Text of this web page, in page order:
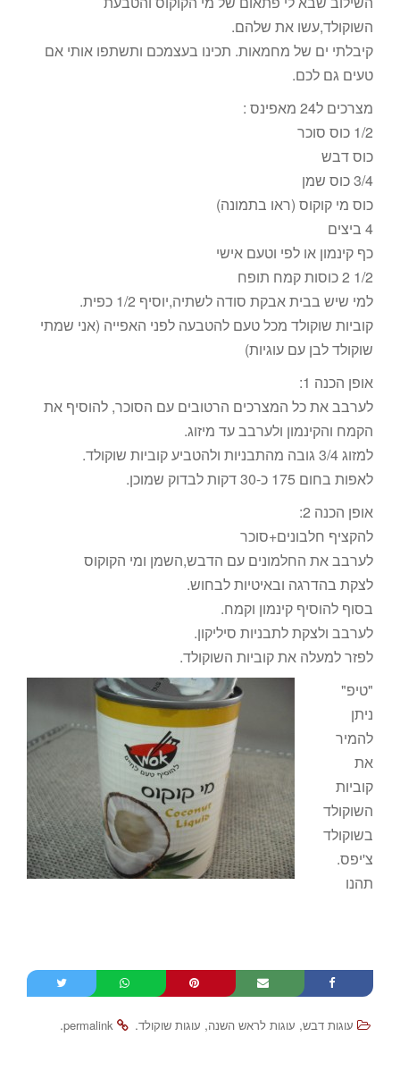
השוקולד,עשו את שלהם.
קיבלתי ים של מחמאות. תכינו בעצמכם ותשתפו אותי אם
טעים גם לכם.
מצרכים ל24 מאפינס :
1/2 כוס סוכר
כוס דבש
3/4 כוס שמן
כוס מי קוקוס (ראו בתמונה)
4 ביצים
כף קינמון או לפי וטעם אישי
1/2 2 כוסות קמח תופח
למי שיש בבית אבקת סודה לשתיה,יוסיף 1/2 כפית.
קוביות שוקולד מכל טעם להטבעה לפני האפייה (אני שמתי
שוקולד לבן עם עוגיות)
אופן הכנה 1:
לערבב את כל המצרכים הרטובים עם הסוכר, להוסיף את
הקמח והקינמון ולערבב עד מיזוג.
למזוג 3/4 גובה מהתבניות ולהטביע קוביות שוקולד.
לאפות בחום 175 כ-30 דקות לבדוק שמוכן.
אופן הכנה 2:
להקציף חלבונים+סוכר
לערבב את החלמונים עם הדבש,השמן ומי הקוקוס
לצקת בהדרגה ובאיטיות לבחוש.
בסוף להוסיף קינמון וקמח.
לערבב ולצקת לתבניות סיליקון.
לפזר למעלה את קוביות השוקולד.
"טיפ"
ניתן
להמיר
את
קוביות
השוקולד
בשוקולד
צ'יפס.
תהנו
עוגות דבש, עוגות לראש השנה, עוגות שוקולד.
permalink
.